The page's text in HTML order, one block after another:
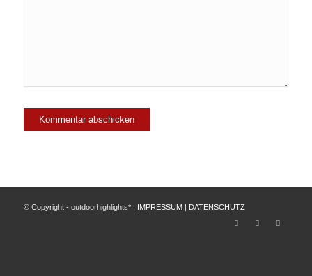
© Copyright - outdoorhighlights* | IMPRESSUM DATENSCHUTZ